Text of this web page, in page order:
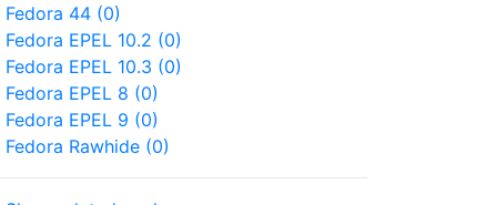
Fedora 44 (0)
Fedora EPEL 10.2 (0)
Fedora EPEL 10.3 (0)
Fedora EPEL 8 (0)
Fedora EPEL 9 (0)
Fedora Rawhide (0)